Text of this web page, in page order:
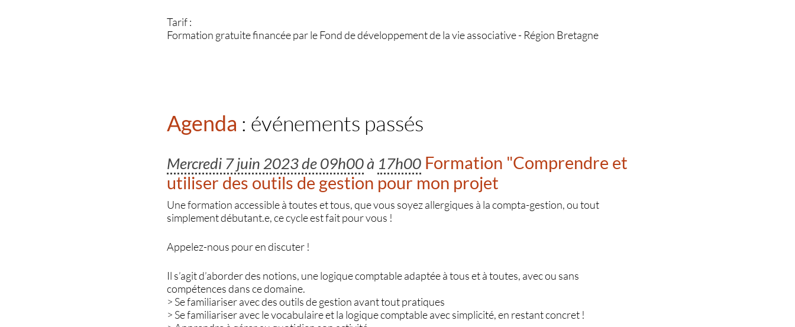
Tarif :
Formation gratuite financée par le Fond de développement de la vie associative - Région Bretagne
Agenda : événements passés
Mercredi 7 juin 2023 de 09h00à 17h00 Formation "Comprendre et
utiliser des outils de gestion pour mon projet
Une formation accessible à toutes et tous, que vous soyez allergiques à la compta-gestion, ou tout
simplement débutant.e, ce cycle est fait pour vous !
Appelez-nous pour en discuter !
Il s’agit d’aborder des notions, une logique comptable adaptée à tous et à toutes, avec ou sans
compétences dans ce domaine.
> Se familiariser avec des outils de gestion avant tout pratiques
> Se familiariser avec le vocabulaire et la logique comptable avec simplicité, en restant concret !